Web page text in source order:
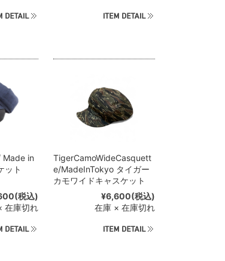
in
ット
(税込)
在庫切れ
TigerCamoWideCasquett
e/MadeInTokyo タイガー
カモワイドキャスケット
¥6,600(税込)
在庫 × 在庫切れ